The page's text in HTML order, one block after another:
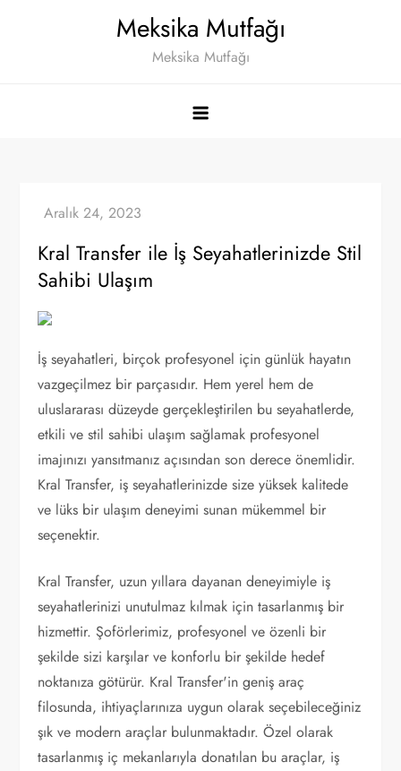
Meksika Mutfağı
Meksika Mutfağı
Kral Transfer ile İş Seyahatlerinizde Stil
Sahibi Ulaşım
İş seyahatleri, birçok profesyonel için günlük hayatın
vazgeçilmez bir parçasıdır. Hem yerel hem de
uluslararası düzeyde gerçekleştirilen bu seyahatlerde,
etkili ve stil sahibi ulaşım sağlamak profesyonel
imajınızı yansıtmanız açısından son derece önemlidir.
Kral Transfer, iş seyahatlerinizde size yüksek kalitede
ve lüks bir ulaşım deneyimi sunan mükemmel bir
seçenektir.
Kral Transfer, uzun yıllara dayanan deneyimiyle iş
seyahatlerinizi unutulmaz kılmak için tasarlanmış bir
hizmettir. Şoförlerimiz, profesyonel ve özenli bir
şekilde sizi karşılar ve konforlu bir şekilde hedef
noktanıza götürür. Kral Transfer'in geniş araç
filosunda, ihtiyaçlarınıza uygun olarak seçebileceğiniz
şık ve modern araçlar bulunmaktadır. Özel olarak
tasarlanmış iç mekanlarıyla donatılan bu araçlar, iş